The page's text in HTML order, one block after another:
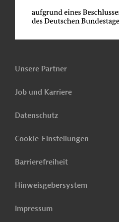
Unsere Partner
Job und Karriere
Datenschutz
Cookie-Einstellungen
Barrierefreiheit
Hinweisgebersystem
Impressum